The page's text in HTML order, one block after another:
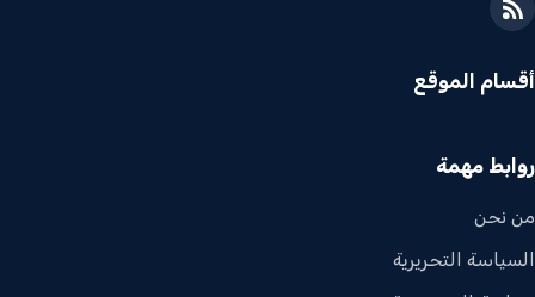
أقسام الموقع
روابط مهمة
من نحن
السياسة التحريرية